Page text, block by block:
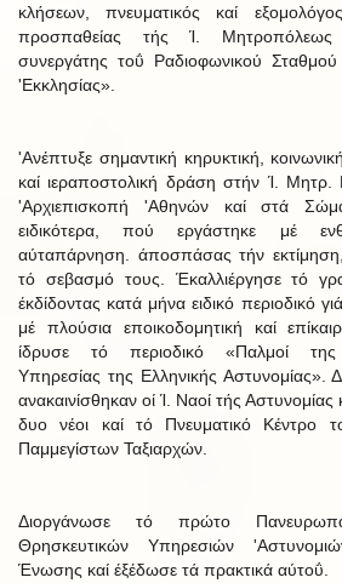
κλήσεων, πνευματικός καί
προσπαθείας τής Ί. Μητροπόλεως
συνεργάτης τοΰ Ραδιοφωνικού Σταθμού
'Εκκλησίας».
'Ανέπτυξε σημαντική κηρυκτική,
καί ιεραποστολική δράση στήν Ί. Μητρ.
'Αρχιεπισκοπή 'Αθηνών καί στά
ειδικότερα, πού εργάστηκε μέ
αύταπάρνηση. άποσπάσας τήν
τό σεβασμό τους. Έκαλλιέργησε τό
έκδίδοντας κατά μήνα ειδικό περιοδικό
μέ πλούσια εποικοδομητική καί
ίδρυσε τό περιοδικό «Παλμοί της
Υπηρεσίας της Ελληνικής Αστυνομίας».
ανακαινίσθηκαν οί Ί. Ναοί τής Αστυνομίας
δυο νέοι καί τό Πνευματικό Κέντρο
Παμμεγίστων Ταξιαρχών.
Διοργάνωσε τό πρώτο
Θρησκευτικών Υπηρεσιών
Ένωσης καί έξέδωσε τά πρακτικά αύτοΰ.